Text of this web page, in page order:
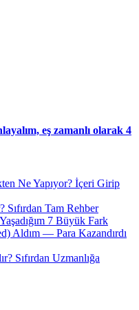
eş zamanlı olarak 4
Ne Yapıyor? İçeri Girip
Sıfırdan Tam Rehber
7 Büyük Fark
Aldım — Para Kazandırdı
Sıfırdan Uzmanlığa